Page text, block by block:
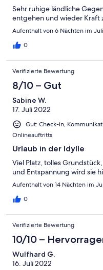
Sehr ruhige ländliche
entgehen und wieder Kraft
Aufenthalt von 6 Nächten im
0
Verifizierte Bewertung
8/10 – Gut
Sabine W.
17. Juli 2022
Gut: Check-in,
Onlineauftritts
Urlaub in der Idylle
Viel Platz, tolles
und Entspannung wird sie
Aufenthalt von 14 Nächten im
0
Verifizierte Bewertung
10/10 –
Wulfhard G.
16. Juli 2022